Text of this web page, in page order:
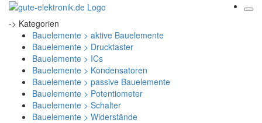
-> Kategorien
Bauelemente > aktive Bauelemente
Bauelemente > Drucktaster
Bauelemente > ICs
Bauelemente > Kondensatoren
Bauelemente > passive Bauelemente
Bauelemente > Potentiometer
Bauelemente > Schalter
Bauelemente > Widerstände